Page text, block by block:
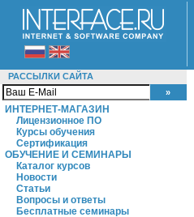
РАССЫЛКИ САЙТА
ИНТЕРНЕТ-МАГАЗИН
Лицензионное ПО
Курсы обучения
Сертификация
ОБУЧЕНИЕ И СЕМИНАРЫ
Каталог курсов
Новости
Статьи
Вопросы и ответы
Бесплатные семинары